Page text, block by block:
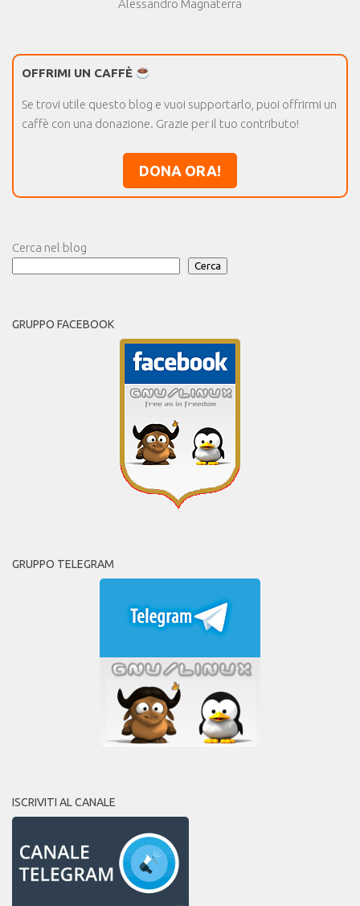
Alessandro Magnaterra
OFFRIMI UN CAFFÈ
Se trovi utile questo blog e vuoi supportarlo, puoi offrirmi un
caffè con una donazione. Grazie per il tuo contributo!
DONA ORA!
Cerca nel blog
Cerca
GRUPPO FACEBOOK
GRUPPO TELEGRAM
ISCRIVITI AL CANALE